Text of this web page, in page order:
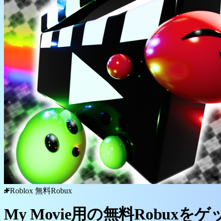
Roblox 無料Robux
My Movie用の無料Robuxをゲ